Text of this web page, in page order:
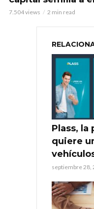
7.504 views 2 min read
Plass, la
quiere
septiembre 28,